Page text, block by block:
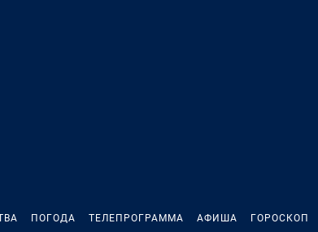
ПОГОДА ТЕЛЕПРОГРАММА АФИША ГОРОСКОП